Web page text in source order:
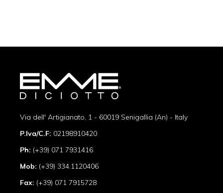
Via dell' Artigianato, 1 - 60019 Senigallia (An) - Italy
P.Iva/C.F: 02198910420
Ph: (+39) 071 7931416
Mob: (+39) 334.1120406
Fax: (+39) 071 7915728